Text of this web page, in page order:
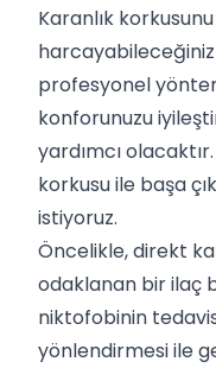
Karanlık
harcayabileceğiniz
profesyonel
konforunuzu
yardımcı
korkusu ile başa
istiyoruz.
Öncelikle, direkt
odaklanan bir ilaç
niktofobinin
yönlendirmesi ile